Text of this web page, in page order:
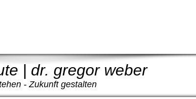
e | dr. gregor weber
- Zukunft gestalten